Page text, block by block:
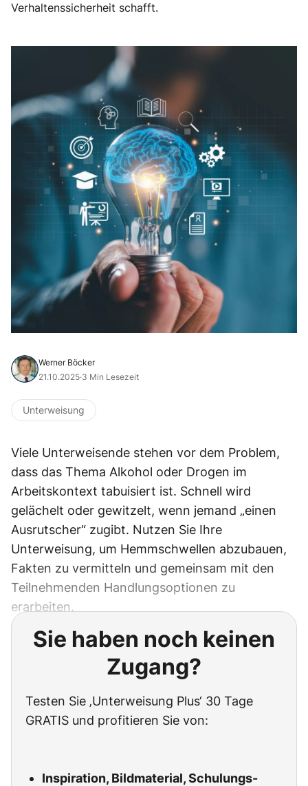
Verhaltenssicherheit schafft.
Werner Böcker
21.10.2025·3 Min Lesezeit
Unterweisung
Viele Unterweisende stehen vor dem Problem,
dass das Thema Alkohol oder Drogen im
Arbeitskontext tabuisiert ist. Schnell wird
gelächelt oder gewitzelt, wenn jemand „einen
Ausrutscher“ zugibt. Nutzen Sie Ihre
Unterweisung, um Hemmschwellen abzubauen,
Fakten zu vermitteln und gemeinsam mit den
Teilnehmenden Handlungsoptionen zu
erarbeiten.
Sie haben noch keinen
Zugang?
Testen Sie ‚Unterweisung Plus‘ 30 Tage
GRATIS und profitieren Sie von:
Inspiration, Bildmaterial, Schulungs-